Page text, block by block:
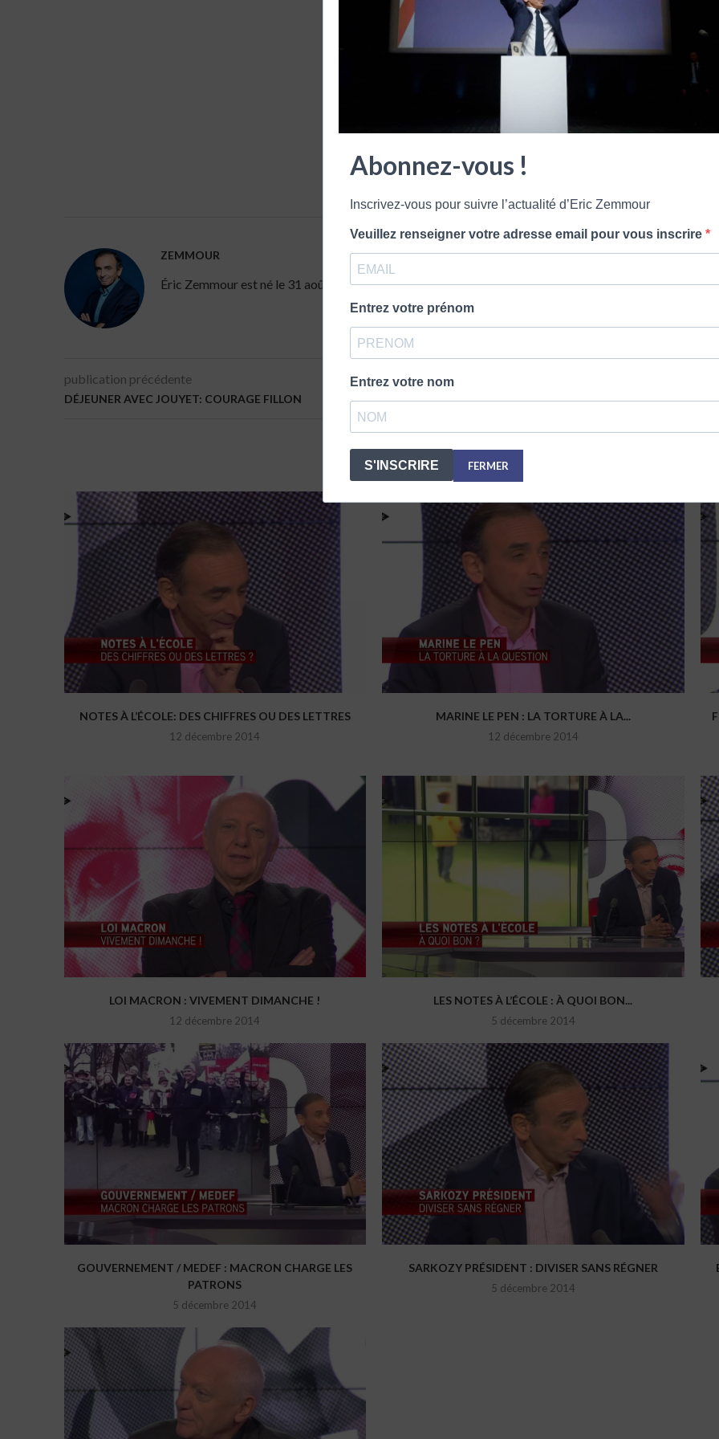
ZEMMOUR
Éric Zemmour est né le 31 août 1958 à Montreuil. Il est journaliste politique, écrivain, essayiste et
publication précédente
DÉJEUNER AVEC JOUYET: COURAGE FILLON LA PREMIÈRE
VOUS POURRIEZ AUSSI APPRECIER
NOTES À L’ÉCOLE: DES CHIFFRES OU DES LETTRES
12 décembre 2014
MARINE LE PEN : LA TORTURE À LA...
12 décembre 2014
LOI MACRON : VIVEMENT DIMANCHE !
12 décembre 2014
LES NOTES À L’ÉCOLE : À QUOI BON...
5 décembre 2014
GOUVERNEMENT / MEDEF : MACRON CHARGE LES
PATRONS
5 décembre 2014
SARKOZY PRÉSIDENT : DIVISER SANS RÉGNER
5 décembre 2014
Abonnez-vous !
Inscrivez-vous pour suivre l’actualité d’Eric Zemmour
Veuillez renseigner votre adresse email pour vous inscrire
Entrez votre prénom
Entrez votre nom
S'INSCRIRE FERMER